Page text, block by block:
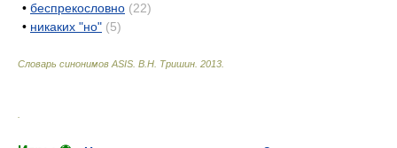
• беспрекословно (22)
• никаких "но" (5)
Словарь синонимов ASIS. В.Н. Тришин 2013